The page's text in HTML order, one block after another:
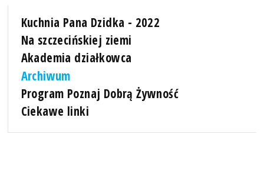
Kuchnia Pana Dzidka - 2022
Na szczecińskiej ziemi
Akademia działkowca
Archiwum
Program Poznaj Dobrą Żywność
Ciekawe linki